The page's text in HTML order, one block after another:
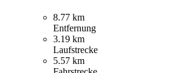
8.77 km
Entfernung
3.19 km
Laufstrecke
5.57 km